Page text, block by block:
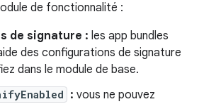
de fonctionnalité :
de signature : les app bundles
des configurations de signature
dans le module de base.
: vous ne pouvez